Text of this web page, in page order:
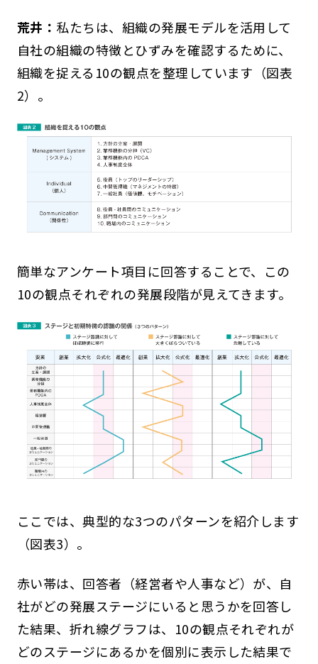
荒井： 私たちは、組織の発展モデルを活用して
自社の組織の特徴とひずみを確認するために、
組織を捉える10の観点を整理しています（図表
2）。
簡単なアンケート項目に回答することで、この
10の観点それぞれの発展段階が見えてきます。
ここでは、典型的な3つのパターンを紹介します
（図表3）。
赤い帯は、回答者（経営者や人事など）が、自
社がどの発展ステージにいると思うかを回答し
た結果、折れ線グラフは、10の観点それぞれが
どのステージにあるかを個別に表示した結果で